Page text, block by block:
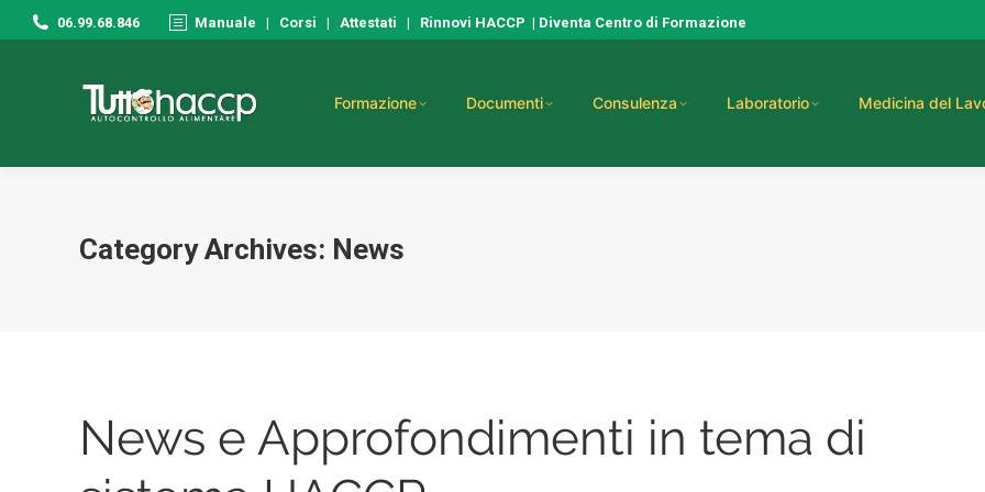
06.99.68.846 Manuale | Corsi | Attestati | Rinnovi HACCP | Diventa Centro di Formazione
Formazione Documenti Consulenza Laboratorio Medicina del
Category Archives: News
News e Approfondimenti in tema di